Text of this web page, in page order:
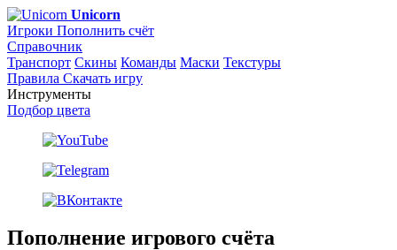
Unicorn
Игроки Пополнить счёт
Справочник
Транспорт Скины Команды Маски Текстуры
Правила Скачать игру
Инструменты
Подбор цвета
Пополнение игрового счёта